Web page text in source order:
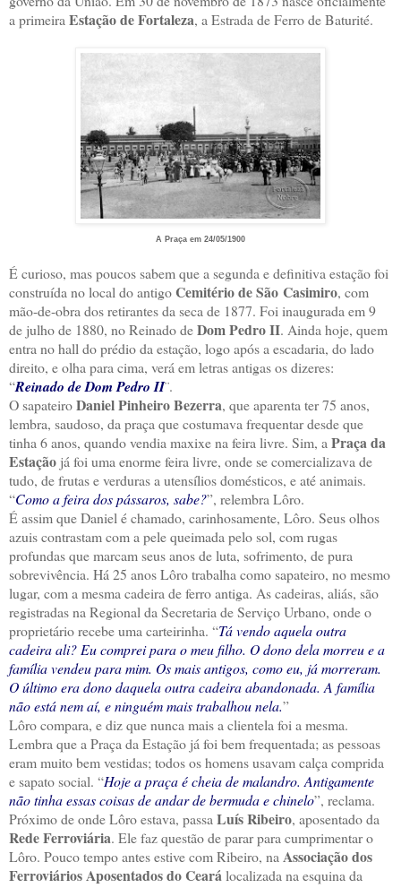
a primeira Estação de Fortaleza, a Estrada de Ferro de Baturité.
A Praça em 24/05/1900
É curioso, mas poucos sabem que a segunda e definitiva estação foi
construída no local do antigoCemitério de São Casimiro, com
mão-de-obra dos retirantes da seca de 1877. Foi inaugurada em 9
de julho de 1880, no Reinado deDom Pedro II. Ainda hoje, quem
entra no hall do prédio da estação, logo após a escadaria, do lado
direito, e olha para cima, verá em letras antigas os dizeres:
“Reinado de Dom Pedro II¨.
O sapateiroDaniel Pinheiro Bezerra, que aparenta ter 75 anos,
lembra, saudoso, da praça que costumava frequentar desde que
tinha 6 anos, quando vendia maxixe na feira livre. Sim, a Praça da
Estação já foi uma enorme feira livre, onde se comercializava de
tudo, de frutas e verduras a utensílios domésticos, e até animais.
“Como a feira dos pássaros, sabe?”, relembra Lôro.
É assim que Daniel é chamado, carinhosamente, Lôro. Seus olhos
azuis contrastam com a pele queimada pelo sol, com rugas
profundas que marcam seus anos de luta, sofrimento, de pura
sobrevivência. Há 25 anos Lôro trabalha como sapateiro, no mesmo
lugar, com a mesma cadeira de ferro antiga. As cadeiras, aliás, são
registradas na Regional da Secretaria de Serviço Urbano, onde o
proprietário recebe uma carteirinha. “Tá vendo aquela outra
cadeira ali? Eu comprei para o meu filho. O dono dela morreu e a
família vendeu para mim. Os mais antigos, como eu, já morreram.
O último era dono daquela outra cadeira abandonada. A família
não está nem aí, e ninguém mais trabalhou nela.”
Lôro compara, e diz que nunca mais a clientela foi a mesma.
Lembra que a Praça da Estação já foi bem frequentada; as pessoas
eram muito bem vestidas; todos os homens usavam calça comprida
e sapato social. “Hoje a praça é cheia de malandro. Antigamente
não tinha essas coisas de andar de bermuda e chinelo”, reclama.
Próximo de onde Lôro estava, passa Luís Ribeiro, aposentado da
Rede Ferroviária. Ele faz questão de parar para cumprimentar o
Lôro. Pouco tempo antes estive com Ribeiro, na Associação dos
Ferroviários Aposentados do Ceará localizada na esquina da